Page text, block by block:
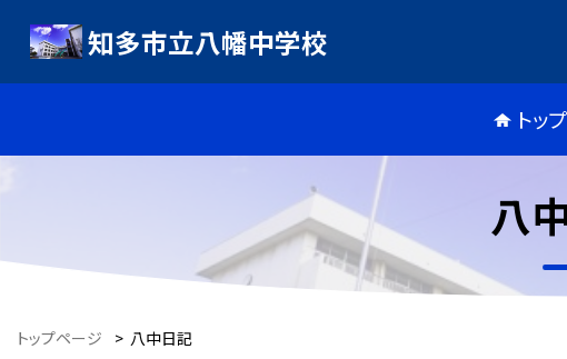
知多市立八幡中学校
トッ
八
トップページ > 八中日記